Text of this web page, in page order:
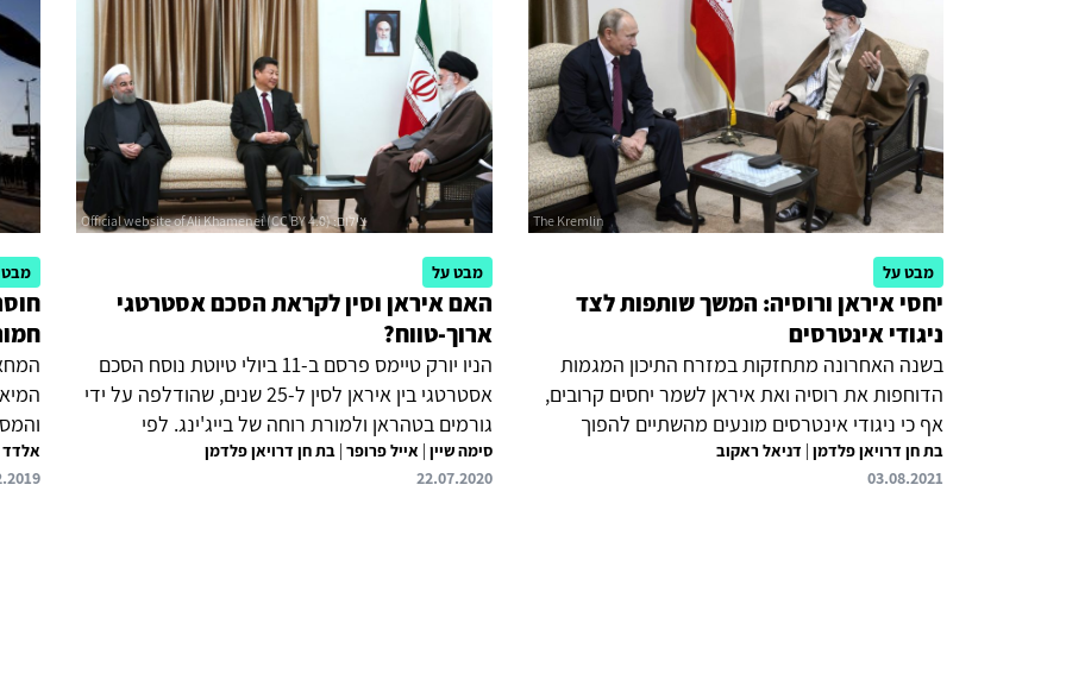
המוביל ימשיך להיות הצורך בשמירת אלטרנטיבה
לקשר עם המערב, בחיזוק הצבא ובחתירה לתמיכה
מדינית במוסדות הבינלאומיים. על ישראל להביא
בחשבון שמבחינת מוסקבה, "הקלף האיראני" זוכה
לאחרונה לחשיבות גוברת, גם בהקשר המתיחות עם
ארצות הברית על רקע משבר אוקראינה, ועלול לבוא
לידי ביטוי גם בניגוד...
של תוכנית הגרעין האיראנית.
כן,
עם
מבט על
יחסי איראן ורוסיה: המשך שותפות לצד
ניגודי אינטרסים
בשנה האחרונה מתחזקות במזרח התיכון המגמות
הדוחפות את רוסיה ואת איראן לשמר יחסים קרובים,
אף כי ניגודי אינטרסים מונעים מהשתיים להפוך
לבעלות ברית אסטרטגיות. אמנם הן מתאמות עמדות
במשא ומתן הנערך בווינה לגבי חזרה להסכם הגרעין,
בת חן דרויאן פלדמן | דניאל ראקוב
03.08.2021
מבט על
האם איראן וסין לקראת הסכם אסטרטגי
ארוך-טווח?
הניו יורק טיימס פרסם ב-11 ביולי טיוטת נוסח הסכם
אסטרטגי בין איראן לסין ל-25 שנים, שהודלפה על ידי
גורמים בטהראן ולמורת רוחה של בייג'ינג. לפי
הטיוטה, סין אמורה לקבל עדיפות בהשקעות
בתשתיות במיליארדי דולרים באיראן ואספקה סדירה
סימה שיין | אייל פרופר |בת חן דרויאן פלדמן
22.07.2020
אלדד